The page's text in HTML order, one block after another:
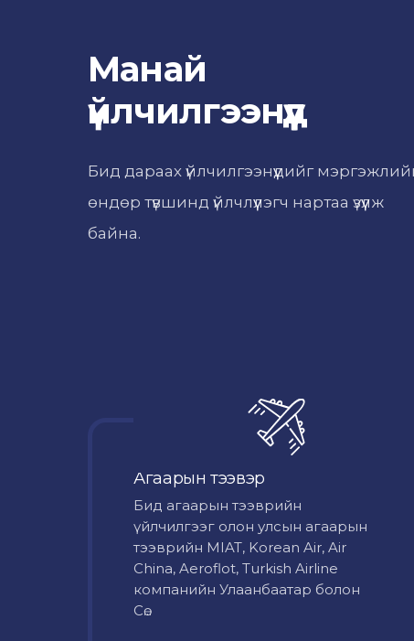
Манай
үйлчилгээнүүд
Бид дараах үйлчилгээнүүдийг
өндөр түвшинд үйлчлүүлэгч нартаа үзүүлж
байна.
Агаарын тээвэр
Бид агаарын тээврийн
үйлчилгээг олон улсын агаарын
тээврийн MIAT, Korean Air, Air
China, Aeroflot, Turkish Airline
компанийн Улаанбаатар болон
Сө...